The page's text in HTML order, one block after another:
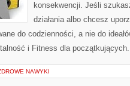
konsekwencji. Jeśli
działania albo chcesz
do codzienności, a nie do
i Fitness dla
NAWYKI